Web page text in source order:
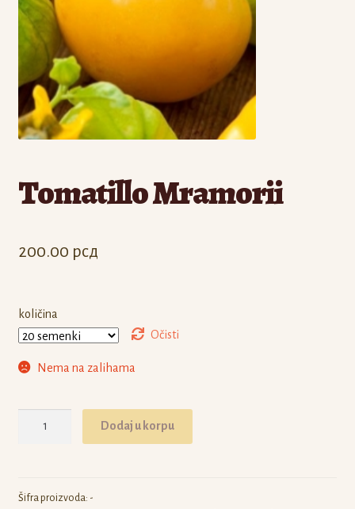
Odjava
Registracija
Tomatillo Mramorii
200.00 рсд
količina
Očisti
Nema na zalihama
Dodaj u korpu
Šifra proizvoda: -